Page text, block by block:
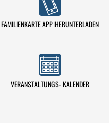
FAMILIENKARTE APP HERUNTERLADEN
VERANSTALTUNGS- KALENDER